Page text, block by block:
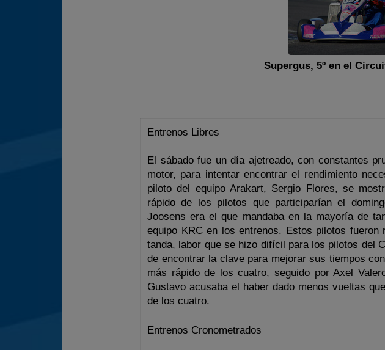
Supergus, 5º en el
Entrenos Libres
El sábado fue un día ajetreado, con constantes
motor, para intentar encontrar el rendimiento
piloto del equipo Arakart, Sergio Flores, se
rápido de los pilotos que participarían el
Joosens era el que mandaba en la mayoría de
equipo KRC en los entrenos. Estos pilotos fueron
tanda, labor que se hizo difícil para los pilotos del
de encontrar la clave para mejorar sus tiempos
más rápido de los cuatro, seguido por Axel
Gustavo acusaba el haber dado menos vueltas
de los cuatro.
Entrenos Cronometrados